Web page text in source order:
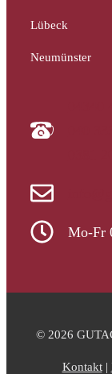
Lübeck
Neumünster
Mo-Fr
© 2026
Kontakt|